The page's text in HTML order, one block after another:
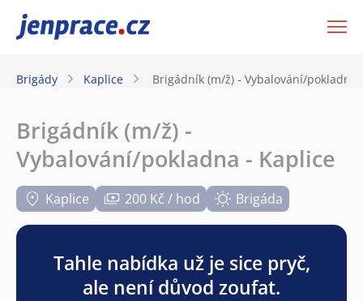
JenPráce.cz
Brigády Kaplice Brigádník (m/ž) - Vybalování/pokladna
Brigádník (m/ž) -
Vybalování/pokladna - Kaplice
Kaplice 200 Kč / hod Brigáda
Tahle nabídka už je sice pryč,
ale není důvod zoufat.